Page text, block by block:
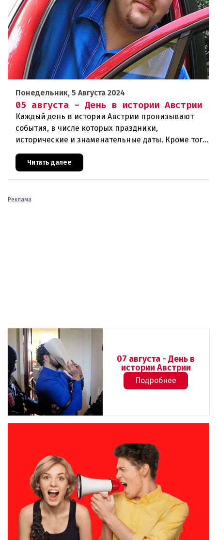
Понедельник, 5 Августа 2024
05 августа - День в истории Австрии
Каждый день в истории Австрии пронизывают
события, в числе которых праздники,
исторические и знаменательные даты. Кроме того
дни рождения различных деятелей страны, а
также дни их смерти. Что же произ
Читать далее
Реклама
07 августа - День в
истории Австрии
Подробнее